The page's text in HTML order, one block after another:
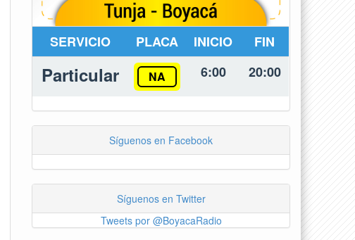
SERVICIO PLACA INICIO FIN
Particular NA 6:00 20:00
Síguenos en Facebook
Síguenos en Twitter
Tweets por @BoyacaRadio